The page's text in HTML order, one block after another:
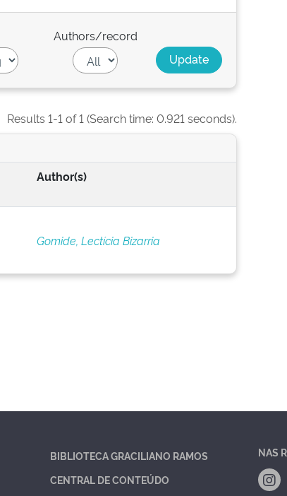
Authors/record
Results 1-1 of 1 (Search time: 0.921 seconds).
Author(s)
Gomide, Lectícia Bizarria
BIBLIOTECA GRACILIANO RAMOS
CENTRAL DE CONTEÚDO
NAS